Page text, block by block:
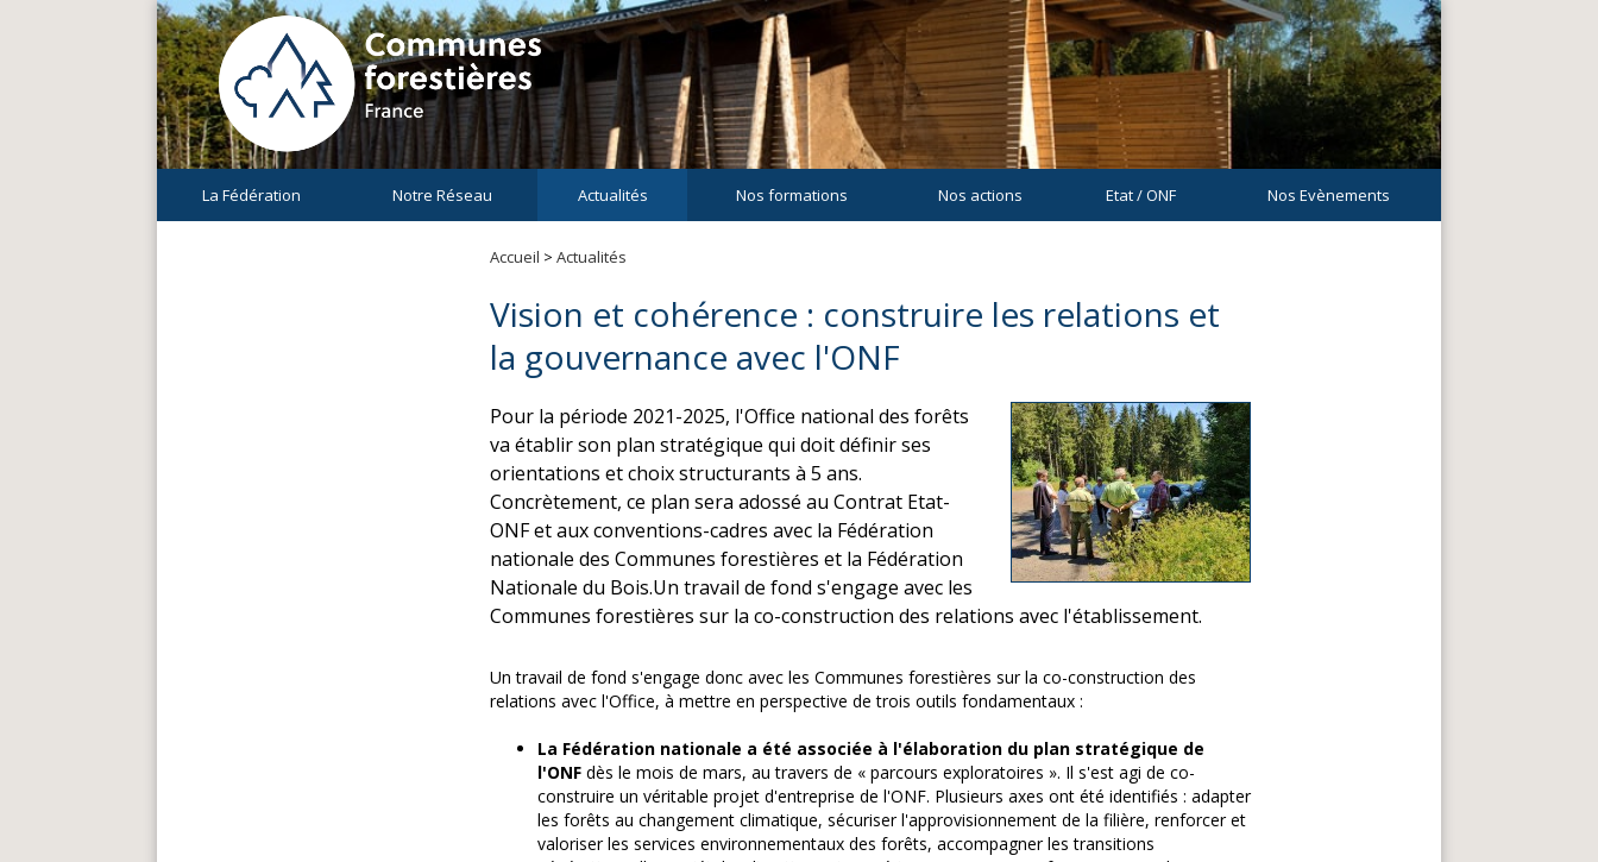
La Fédération Notre Réseau Actualités Nos formations Nos actions Etat / ONF Nos Evènements
Accueil > Actualités
Vision et cohérence : construire les relations et
la gouvernance avec l'ONF
Pour la période 2021-2025, l'Office national des forêts
va établir son plan stratégique qui doit définir ses
orientations et choix structurants à 5 ans.
Concrètement, ce plan sera adossé au Contrat Etat-
ONF et aux conventions-cadres avec la Fédération
nationale des Communes forestières et la Fédération
Nationale du Bois.Un travail de fond s'engage avec les
Communes forestières sur la co-construction des relations avec l'établissement.
Un travail de fond s'engage donc avec les Communes forestières sur la co-construction des
relations avec l'Office, à mettre en perspective de trois outils fondamentaux :
La Fédération nationale a été associée à l'élaboration du plan stratégique de
l'ONF dès le mois de mars, au travers de « parcours exploratoires ». Il s'est agi de co-
construire un véritable projet d'entreprise de l'ONF. Plusieurs axes ont été identifiés : adapter
les forêts au changement climatique, sécuriser l'approvisionnement de la filière, renforcer et
valoriser les services environnementaux des forêts, accompagner les transitions